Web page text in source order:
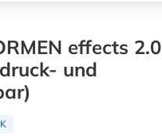
arzneimittelrezeptor (1)effects 2.0
und